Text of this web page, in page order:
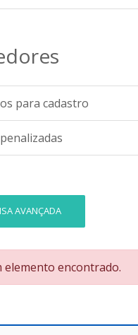
para cadastro
AVANÇADA
elemento encontrado.